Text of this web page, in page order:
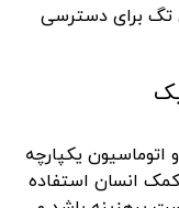
تگ برای دسترسی
یکپارچه
کمک انسان استفاده